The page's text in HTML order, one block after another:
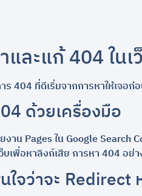
และแก้ 404 ในเ
ร 404 ที่ดีเริ่มจากการหาให้เจอ
ด้วยเครื่องมือ
งาน Pages ใน Google Search
บเพื่อหาลิงก์เสีย การหา 404 อย่
ใจว่าจะ Redirect